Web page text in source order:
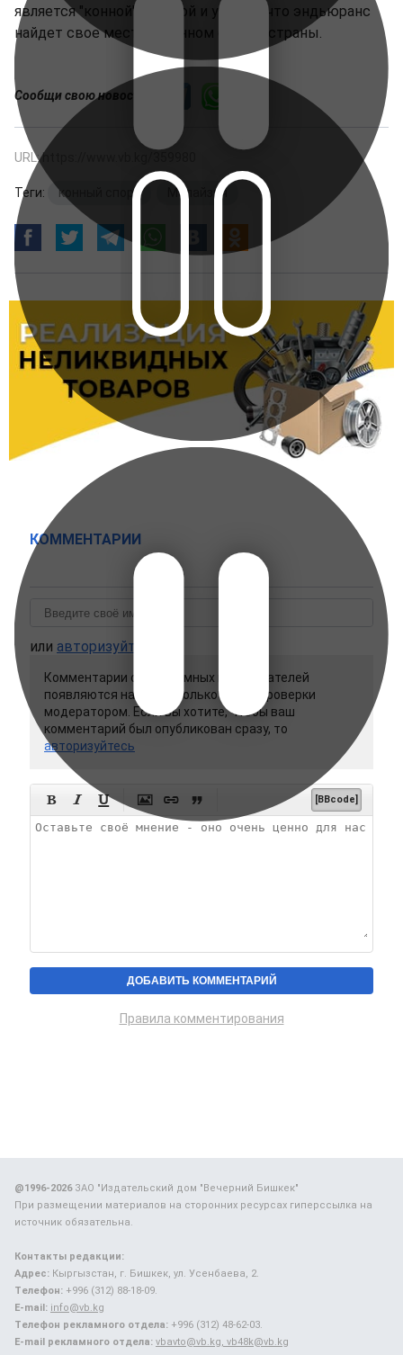
является "конной" страной и уверен, что эндьюранс
найдет свое место в конном спорте страны.
Сообщи свою новость:
URL: https://www.vb.kg/359980
Теги: конный спорт Малайзия
КОММЕНТАРИИ
или авторизуйтесь
Комментарии от анонимных пользователей
появляются на сайте только после проверки
модератором. Если вы хотите, чтобы ваш
комментарий был опубликован сразу, то
авторизуйтесь
      [BBcode]
Правила комментирования
@1996-2026ЗАО "Издательский дом "Вечерний Бишкек"
При размещении материалов на сторонних ресурсах гиперссылка на
источник обязательна.
Контакты редакции:
Адрес: Кыргызстан, г. Бишкек, ул. Усенбаева, 2.
Телефон: +996 (312) 88-18-09.
E-mail: info@vb.kg
Телефон рекламного отдела: +996 (312) 48-62-03.
E-mail рекламного отдела: vbavto@vb.kg, vb48k@vb.kg